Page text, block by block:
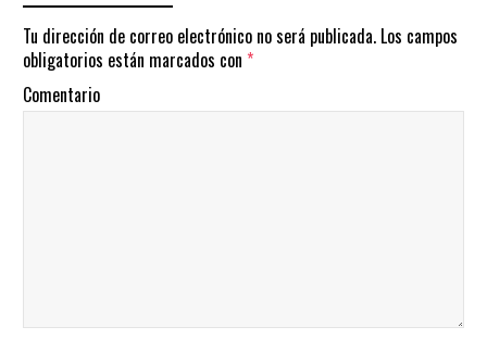
Tu dirección de correo electrónico no será publicada. Los campos
obligatorios están marcados con *
Comentario